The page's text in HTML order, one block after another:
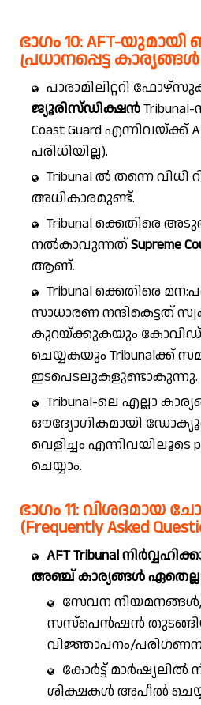
ഭാഗം 10: AFT-യുമായി
പ്രധാനപ്പെട്ട കാര്യങ്ങൾ
പാരാമിലിറ്ററി
ജ്യൂരിസ്ഡിക്ഷൻTribunal-
Coast Guard എന്നിവയ്ക്ക്
പരിധിയില്ല).
Tribunal ൽ തന്നെ വിധി
അധികാരമുണ്ട്.
Tribunal ക്കെതിരെ
നൽകാവുന്നത്Supreme
ആണ്.
Tribunal ക്കെതിരെ
സാധാരണ നന്ദികെട്ടത്
കുറയ്ക്കുകയും കോവിഡ്
ചെയ്യകയും Tribunalക്ക്
ഇടപെടലുകളുണ്ടാകുന്നു.
Tribunal-ലെ എല്ലാ
ഔദ്യോഗികമായി
വെളിച്ചം
ചെയ്യാം.
ഭാഗം 11: വിശദമായ
(Frequently Asked
AFT Tribunal
അഞ്ച് കാര്യങ്ങൾ
സേവന
സസ്പെൻഷൻ
വിജ്ഞാപനം/
കോർട്ട് മാർഷ്യലിൽ
ശിക്ഷകൾ അപീൽ